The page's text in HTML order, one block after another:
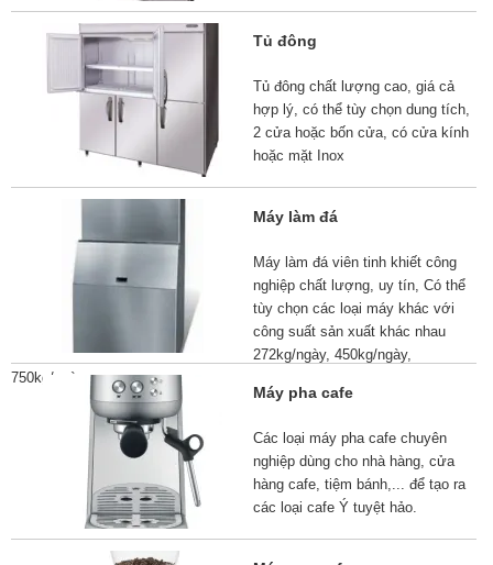
Tủ đông
Tủ đông chất lượng cao, giá cả
hợp lý, có thể tùy chọn dung tích,
2 cửa hoặc bốn cửa, có cửa kính
hoặc mặt Inox
Máy làm đá
Máy làm đá viên tinh khiết công
nghiệp chất lượng, uy tín, Có thể
tùy chọn các loại máy khác với
công suất sản xuất khác nhau
272kg/ngày, 450kg/ngày,
750kg/ngày,…
Máy pha cafe
Các loại máy pha cafe chuyên
nghiệp dùng cho nhà hàng, cửa
hàng cafe, tiệm bánh,... để tạo ra
các loại cafe Ý tuyệt hảo.